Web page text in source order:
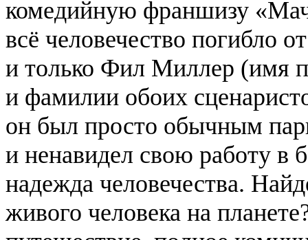
комедийную франшизу
всё человечество погибло
и только Фил Миллер (имя
и фамилии обоих
он был просто обычным
и ненавидел свою работу в
надежда человечества.
живого человека на